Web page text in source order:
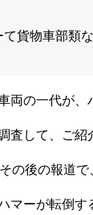
て貨物車部類
両の一代が、
査して、ご紹
その後の報道
マーが転倒